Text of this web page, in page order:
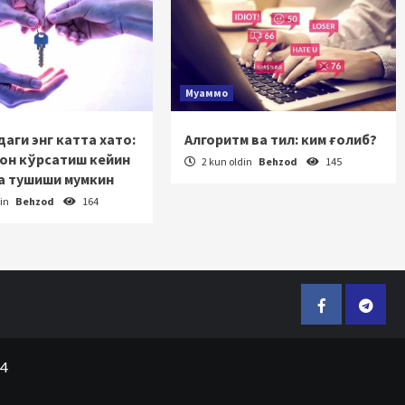
энг катта хато:
кўрсатиш кейин
тушиши мумкин
Behzod 164
Муаммо
Алгоритм ва тил: ким ғолиб?
2 kun oldin Behzod 145
Facebook